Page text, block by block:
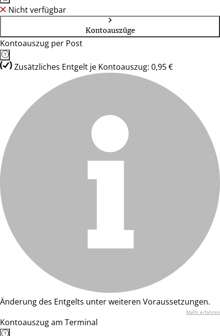
Nicht verfügbar
Kontoauszüge
Kontoauszug per Post
Zusätzliches Entgelt je Kontoauszug: 0,95 €
Änderung des Entgelts unter weiteren Voraussetzungen.
Mehr erfahren
Kontoauszug am Terminal